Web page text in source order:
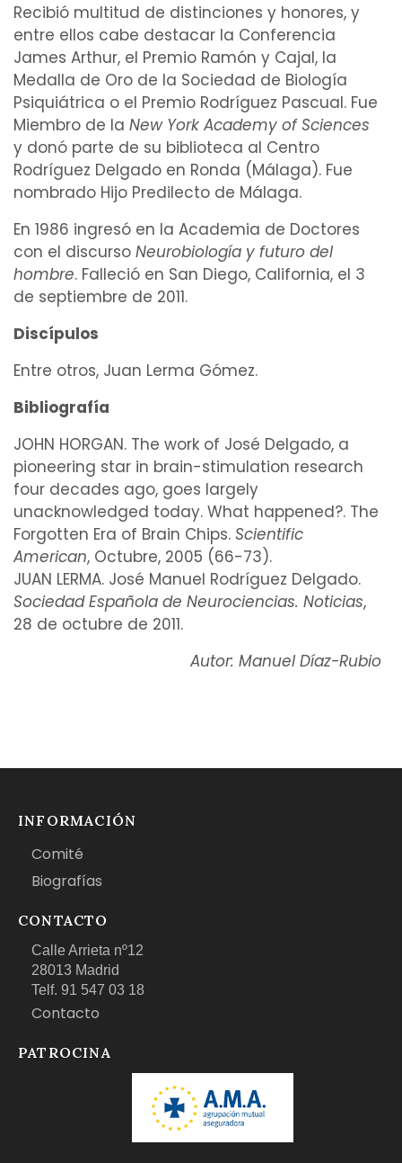
Recibió multitud de distinciones y honores, y
entre ellos cabe destacar la Conferencia
James Arthur, el Premio Ramón y Cajal, la
Medalla de Oro de la Sociedad de Biología
Psiquiátrica o el Premio Rodríguez Pascual. Fue
Miembro de la New York Academy of Sciences
y donó parte de su biblioteca al Centro
Rodríguez Delgado en Ronda (Málaga). Fue
nombrado Hijo Predilecto de Málaga.
En 1986 ingresó en la Academia de Doctores
con el discurso Neurobiología y futuro del
hombre. Falleció en San Diego, California, el 3
de septiembre de 2011.
Discípulos
Entre otros, Juan Lerma Gómez.
Bibliografía
JOHN HORGAN. The work of José Delgado, a
pioneering star in brain-stimulation research
four decades ago, goes largely
unacknowledged today. What happened?. The
Forgotten Era of Brain Chips. Scientific
American, Octubre, 2005 (66-73).
JUAN LERMA. José Manuel Rodríguez Delgado.
Sociedad Española de Neurociencias. Noticias,
28 de octubre de 2011.
Autor: Manuel Díaz-Rubio
INFORMACIÓN
Comité
Biografías
CONTACTO
Calle Arrieta nº12
28013 Madrid
Telf. 91 547 03 18
Contacto
PATROCINA